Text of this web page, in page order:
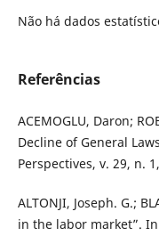
Não há dados
Referências
ACEMOGLU, Daron;
Decline of General
Perspectives, v. 29, n.
ALTONJI, Joseph. G.;
in the labor market”. In: